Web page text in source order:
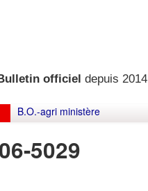
officiel depuis 2014
B.O.-agri ministère
5029